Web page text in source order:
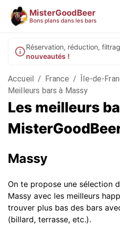
MisterGoodBeer
Bons plans dans les bars
Réservation, réduction,
nouveautés !
Accueil / France / Île-de-
Meilleurs bars à Massy
Les meilleurs
Massy
On te propose une sélection
Massy avec les meilleurs
trouver plus bas des bars
(billard, terrasse, etc.).